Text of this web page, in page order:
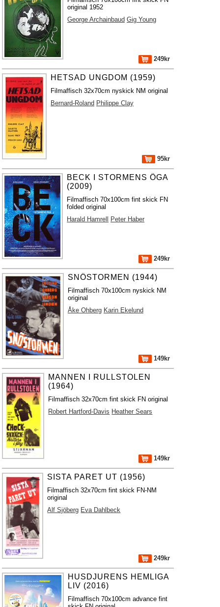
original 1952
George Archainbaud Gig Young
249kr
HETSAD UNGDOM (1959)
Filmaffisch 32x70cm nyskick NM original
Bernard-Roland Philippe Clay
95kr
BECK I STORMENS ÖGA
(2009)
Filmaffisch 70x100cm fint skick FN
folded original
Harald Hamrell
Peter Haber
249kr
SNÖSTORMEN (1944)
Filmaffisch 70x100cm nyskick NM
original
Åke Ohberg Karin Ekelund
149kr
MANNEN I RULLSTOLEN
(1964)
Filmaffisch 32x70cm fint skick FN original
Robert Hartford-Davis Heather Sears
149kr
SISTA PARET UT (1956)
Filmaffisch 32x70cm fint skick FN-NM
original
Alf Sjöberg Eva Dahlbeck
249kr
HUSDJURENS HEMLIGA
LIV (2016)
Filmaffisch 70x100cm advance fint